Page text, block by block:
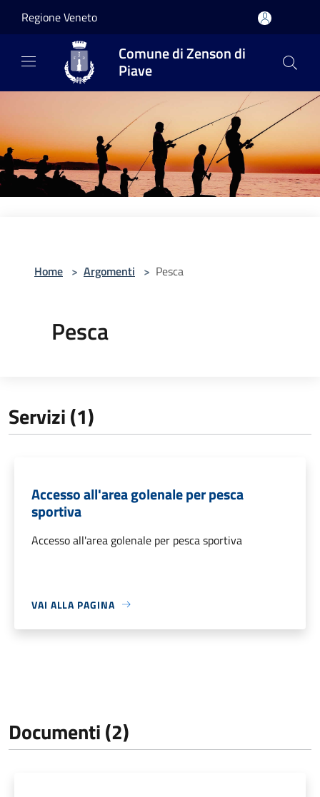
Regione Veneto
Comune di Zenson di
Piave
Home > Argomenti > Pesca
Pesca
Servizi (1)
Accesso all'area golenale per pesca
sportiva
Accesso all'area golenale per pesca sportiva
VAI ALLA PAGINA
Documenti (2)